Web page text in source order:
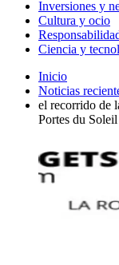
Inversiones y
Cultura y ocio
Ciencia y
Inicio
Noticias
el recorrido de
Portes du